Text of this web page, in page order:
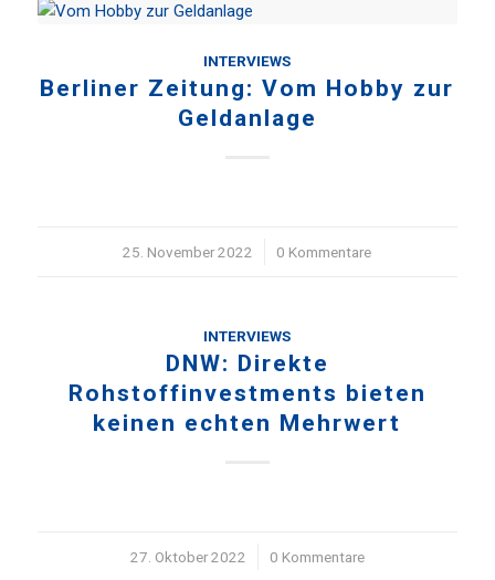
INTERVIEWS
Berliner Zeitung: Vom Hobby zur
Geldanlage
25. November 2022
/ 0 Kommentare
INTERVIEWS
DNW: Direkte
Rohstoffinvestments bieten
keinen echten Mehrwert
27. Oktober 2022
/ 0 Kommentare